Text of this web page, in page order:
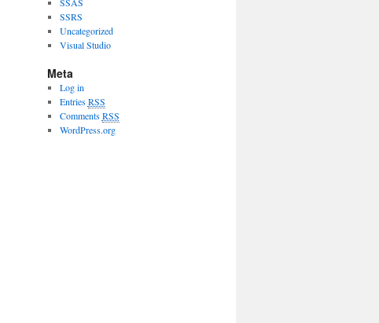
SSRS
Uncategorized
Visual Studio
Meta
Log in
EntriesRSS
CommentsRSS
WordPress.org